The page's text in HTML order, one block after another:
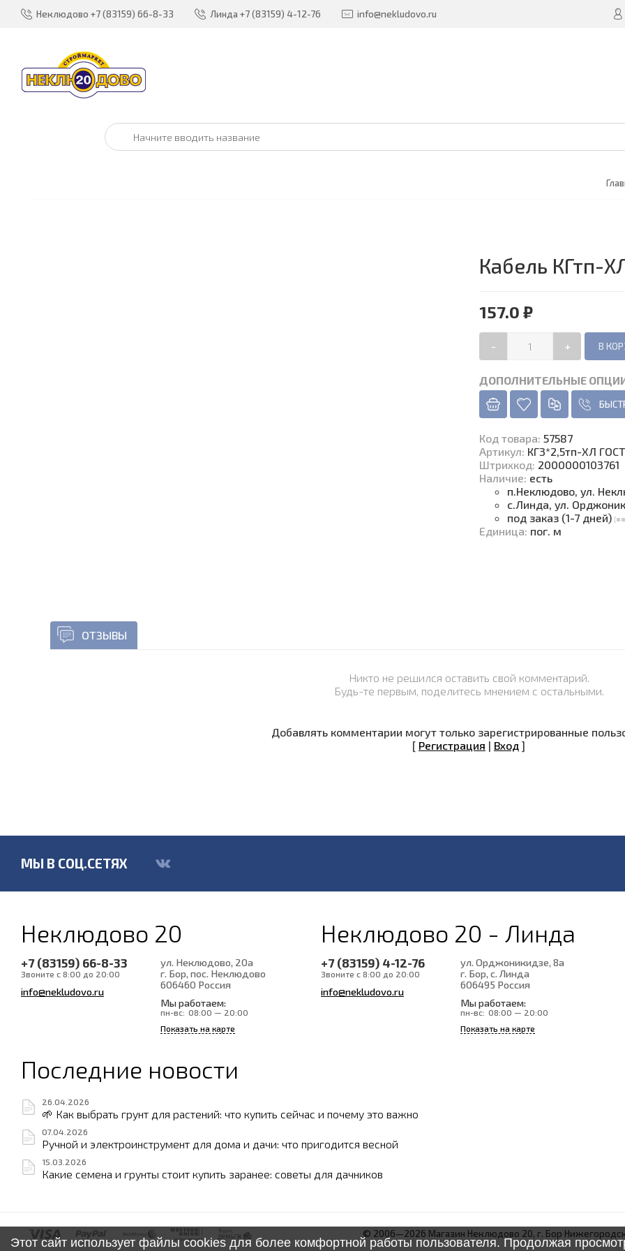
Неклюдово +7 (83159) 66-8-33 Линда +7 (83159) 4-12-76 info@nekludovo.ru
Кабель КГтп-
157.0 ₽
- +
ДОПОЛНИТЕЛЬНЫЕ
Код товара: 57587
Артикул: КГ3*2,5тп-ХЛ ГОСТ
Штрихкод: 2000000103761
Наличие: есть
п.Неклюдово, ул.
с.Линда, ул.
под заказ (1-7 дней)
Единица: пог. м
ОТЗЫВЫ
Никто не решился оставить свой комментарий.
Будь-те первым, поделитесь мнением с остальными.
Добавлять комментарии могут только зарегистрированные
[ Регистрация | Вход ]
МЫ В СОЦ.СЕТЯХ
Неклюдово 20
+7 (83159) 66-8-33
Звоните с 8:00 до 20:00
info@nekludovo.ru
ул. Неклюдово, 20а
г. Бор, пос. Неклюдово
606460 Россия
Мы работаем:
пн-вс: 08:00 — 20:00
Показать на карте
Неклюдово 20 - Линда
+7 (83159) 4-12-76
Звоните с 8:00 до 20:00
info@nekludovo.ru
ул. Орджоникидзе, 8а
г. Бор, с. Линда
606495 Россия
Мы работаем:
пн-вс: 08:00 — 20:00
Показать на карте
Последние новости
26.04.2026
🌱 Как выбрать грунт для растений: что купить сейчас и почему это важно
07.04.2026
Ручной и электроинструмент для дома и дачи: что пригодится весной
15.03.2026
Какие семена и грунты стоит купить заранее: советы для дачников
© 2006—2026 Магазин Неклюдово 20, г. Бор
Этот сайт использует файлы cookies для более комфортной работы пользователя. Продолжая